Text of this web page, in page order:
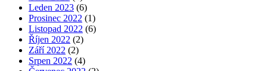
Leden 2023 (6)
Prosinec 2022 (1)
Listopad 2022 (6)
Říjen 2022 (2)
Září 2022 (2)
Srpen 2022 (4)